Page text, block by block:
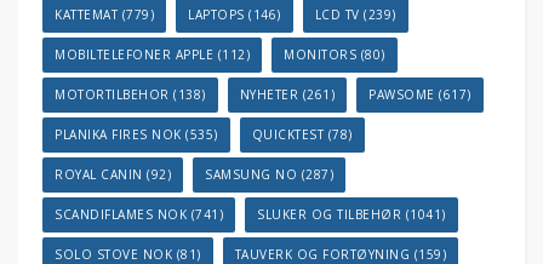
KATTEMAT(779) LAPTOPS (146) LCD TV (239)
MOBILTELEFONER APPLE (112) MONITORS (80)
MOTORTILBEHOR (138) NYHETER (261) PAWSOME (617)
PLANIKA FIRES NOK (535) QUICKTEST(78)
ROYAL CANIN (92) SAMSUNG NO (287)
SCANDIFLAMES NOK (741) SLUKER OG TILBEHØR (1041)
SOLO STOVE NOK (81) TAUVERK OG FORTØYNING (159)